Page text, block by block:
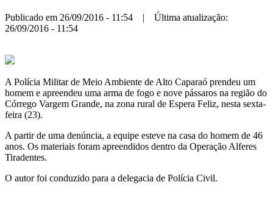
Publicado em 26/09/2016 - 11:54 | Última atualização:
26/09/2016 - 11:54
A Polícia Militar de Meio Ambiente de Alto Caparaó prendeu um
homem e apreendeu uma arma de fogo e nove pássaros na região do
Córrego Vargem Grande, na zona rural de Espera Feliz, nesta sexta-
feira (23).
A partir de uma denúncia, a equipe esteve na casa do homem de 46
anos. Os materiais foram apreendidos dentro da Operação Alferes
Tiradentes.
O autor foi conduzido para a delegacia de Polícia Civil.